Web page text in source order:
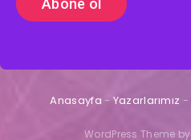
Anasayfa - Yazarlarımız -
WordPress Theme by